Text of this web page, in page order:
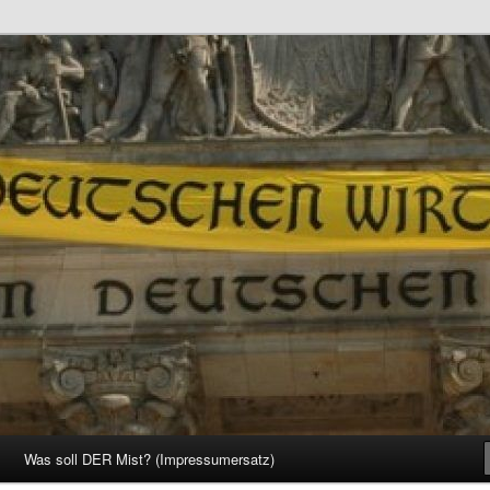
Was soll DER Mist? (Impressumersatz)